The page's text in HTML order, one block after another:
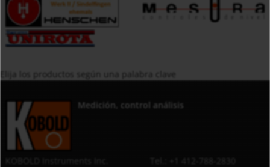
Elija los productos según una palabra clave
Medición, control análisis